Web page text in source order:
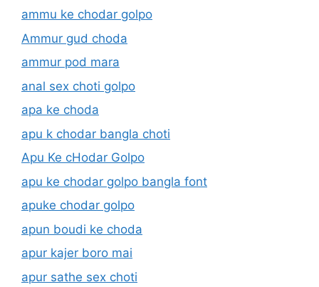
ammu ke chodar golpo
Ammur gud choda
ammur pod mara
anal sex choti golpo
apa ke choda
apu k chodar bangla choti
Apu Ke cHodar Golpo
apu ke chodar golpo bangla font
apuke chodar golpo
apun boudi ke choda
apur kajer boro mai
apur sathe sex choti